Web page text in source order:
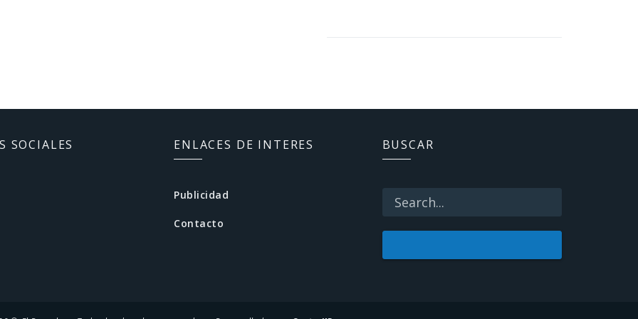
SOCIALES ENLACES DE INTERES
Publicidad
Contacto
BUSCAR